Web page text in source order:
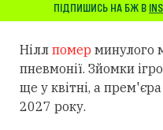
ПІДПИШИСЬ НА БЖ В
Нілл помер минулого
пневмонії. Зйомки
ще у квітні, а
2027 року.